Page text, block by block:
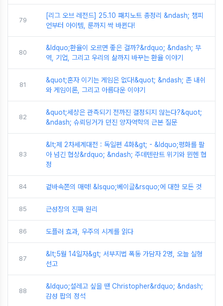
79
[리그 오브 레전드] 25.10 패치노트 총정리 &ndash; 챔피
언부터 아이템, 룬까지 싹 바뀐다!
80
&ldquo;환율이 오르면 좋은 걸까?&rdquo; &ndash; 무
역, 기업, 그리고 우리의 삶까지 바꾸는 환율 이야기
81
&quot;혼자 이기는 게임은 없다!&quot; &ndash; 존 내쉬
와 게임이론, 그리고 아름다운 이야기
82
&quot;세상은 관측되기 전까진 결정되지 않는다?&quot;
&ndash; 슈뢰딩거가 던진 양자역학의 근본 질문
83
&lt;제 2차세계대전 : 독일편 4화&gt; - &ldquo;평화를 팔
아 넘긴 협상&rdquo; &ndash; 주데텐란트 위기와 뮌헨 협
정
84 겉바속쫀의 매력! &lsquo;베이글&rsquo;에 대한 모든 것
85 근성장의 진짜 원리
86 도플러 효과, 우주의 시계를 읽다
87
&lt;5월 14일자&gt; 서부지법 폭동 가담자 2명, 오늘 실형
선고
88
&ldquo;설레고 싶을 땐 Christopher&rdquo; &ndash;
감성 팝의 정석